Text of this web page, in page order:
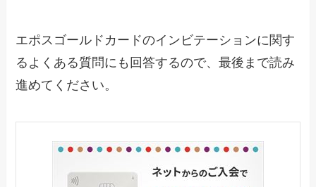
エポスゴールドカードのインビテーションに関す
るよくある質問にも回答するので、最後まで読み
進めてください。